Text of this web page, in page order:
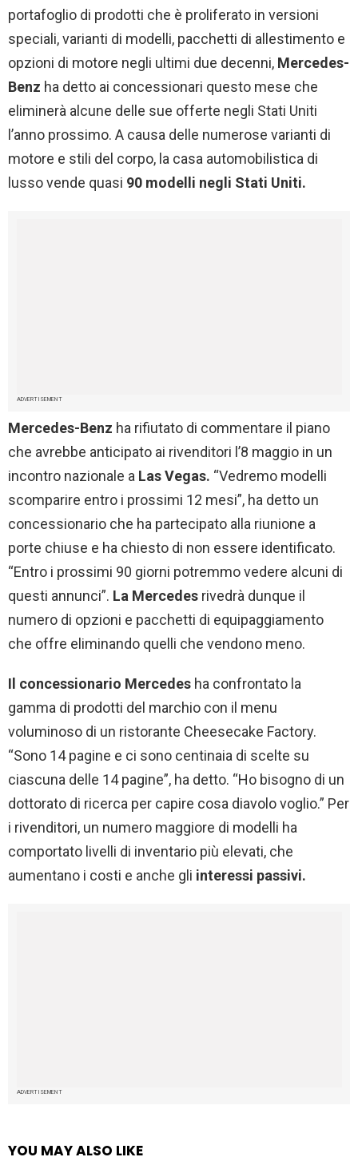
portafoglio di prodotti che è proliferato in versioni
speciali, varianti di modelli, pacchetti di allestimento e
opzioni di motore negli ultimi due decenni, Mercedes-
Benz ha detto ai concessionari questo mese che
eliminerà alcune delle sue offerte negli Stati Uniti
l’anno prossimo. A causa delle numerose varianti di
motore e stili del corpo, la casa automobilistica di
lusso vende quasi 90 modelli negli Stati Uniti.
ADVERTISEMENT
Mercedes-Benz ha rifiutato di commentare il piano
che avrebbe anticipato ai rivenditori l’8 maggio in un
incontro nazionale a Las Vegas. “Vedremo modelli
scomparire entro i prossimi 12 mesi”, ha detto un
concessionario che ha partecipato alla riunione a
porte chiuse e ha chiesto di non essere identificato.
“Entro i prossimi 90 giorni potremmo vedere alcuni di
questi annunci”. La Mercedes rivedrà dunque il
numero di opzioni e pacchetti di equipaggiamento
che offre eliminando quelli che vendono meno.
Il concessionario Mercedes ha confrontato la
gamma di prodotti del marchio con il menu
voluminoso di un ristorante Cheesecake Factory.
“Sono 14 pagine e ci sono centinaia di scelte su
ciascuna delle 14 pagine”, ha detto. “Ho bisogno di un
dottorato di ricerca per capire cosa diavolo voglio.” Per
i rivenditori, un numero maggiore di modelli ha
comportato livelli di inventario più elevati, che
aumentano i costi e anche gli interessi passivi.
ADVERTISEMENT
YOU MAY ALSO LIKE